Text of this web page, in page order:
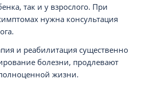
так и у взрослого. При
нужна консультация
и реабилитация существенно
болезни, продлевают
жизни.